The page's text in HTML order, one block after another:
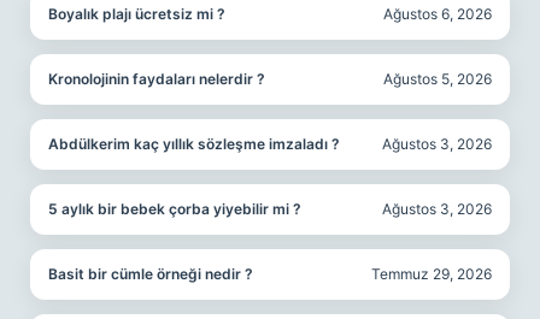
Boyalık plajı ücretsiz mi ? Ağustos 6, 2026
Kronolojinin faydaları nelerdir ? Ağustos 5, 2026
Abdülkerim kaç yıllık sözleşme imzaladı ? Ağustos 3, 2026
5 aylık bir bebek çorba yiyebilir mi ? Ağustos 3, 2026
Basit bir cümle örneği nedir ? Temmuz 29, 2026